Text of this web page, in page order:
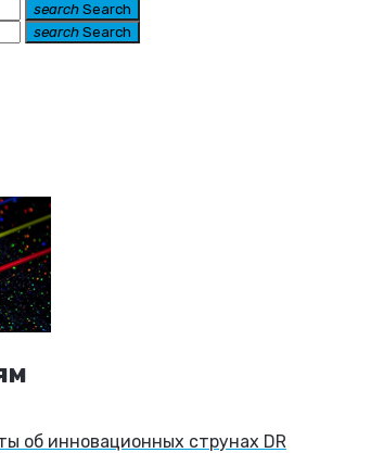
search Search
search Search
об инновационных струнах DR